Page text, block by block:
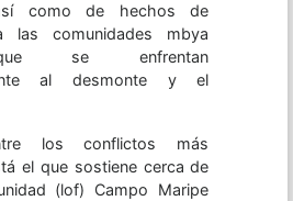
como de hechos de
las comunidades mbya
se enfrentan
al desmonte y el
los conflictos más
el que sostiene cerca de
(lof) Campo Maripe